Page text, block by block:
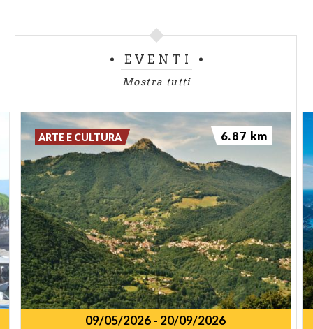
EVENTI
Mostra tutti
09/05/2026- 20/09/2026
ARTE E CULTURA 6.87 km